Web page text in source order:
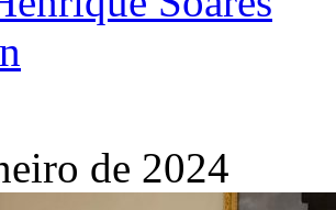
de 2024